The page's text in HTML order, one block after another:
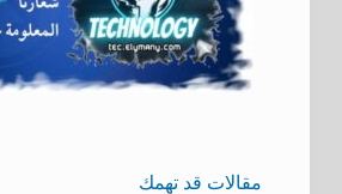
مقالات قد تهمك